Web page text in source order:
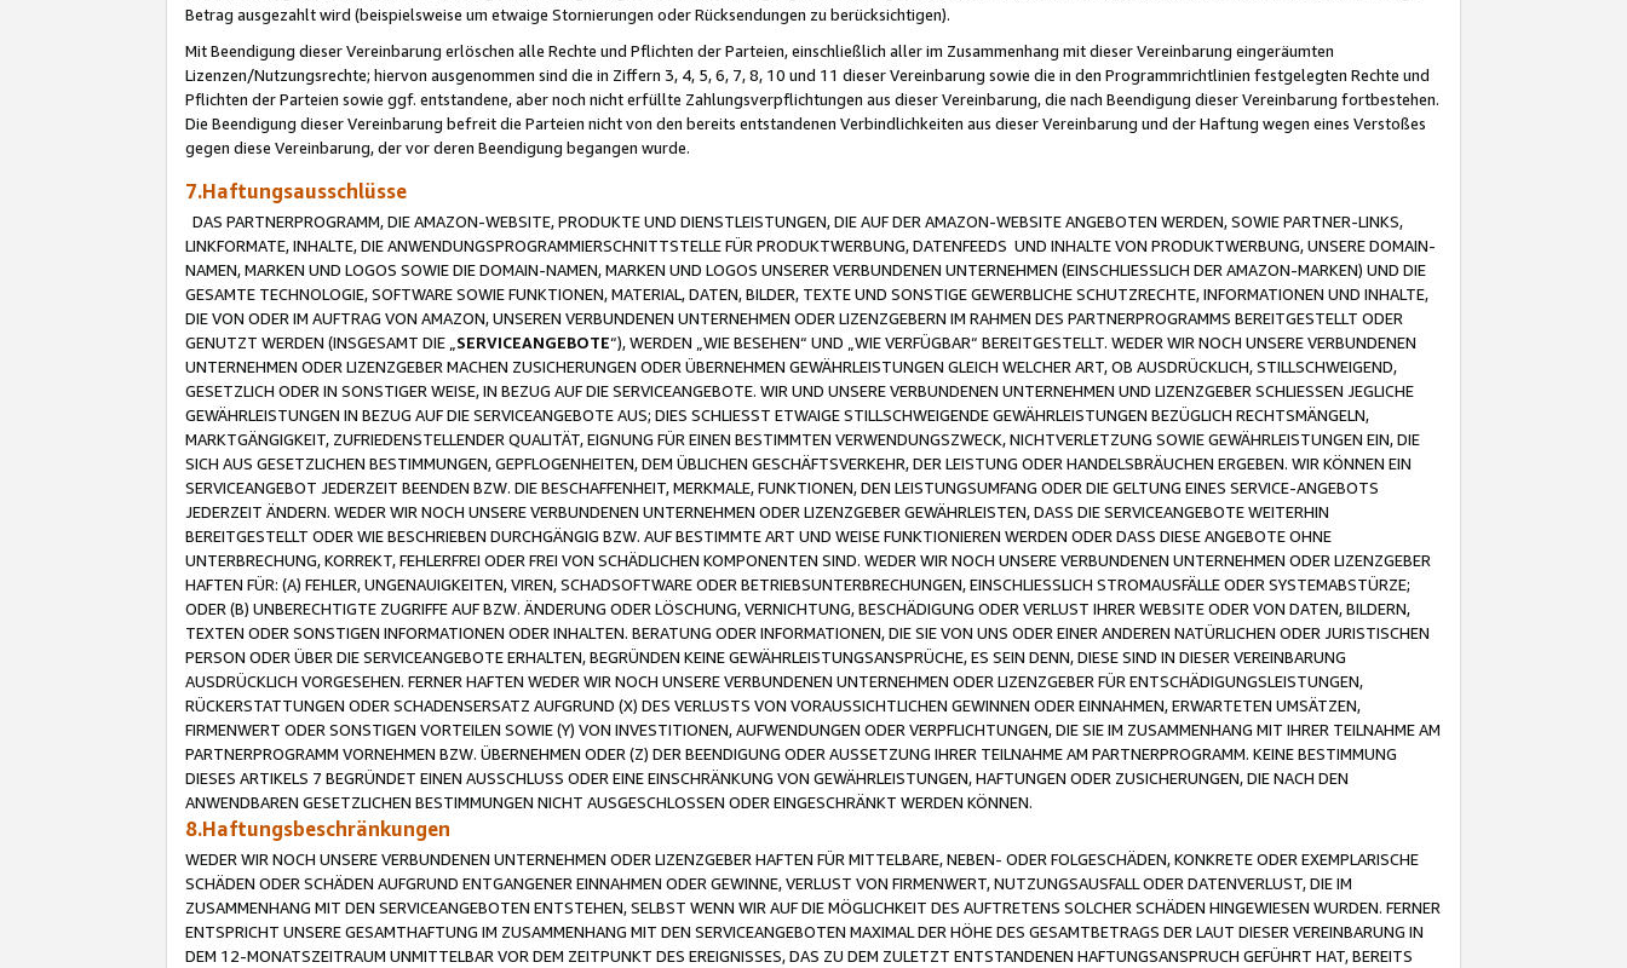
Betrag ausgezahlt wird (beispielsweise um etwaige Stornierungen oder Rücksendungen zu berücksichtigen).
Mit Beendigung dieser Vereinbarung erlöschen alle Rechte und Pflichten der Parteien, einschließlich aller im Zusammenhang mit dieser Vereinbarung eingeräumten
Lizenzen/Nutzungsrechte; hiervon ausgenommen sind die in Ziffern 3, 4, 5, 6, 7, 8, 10 und 11 dieser Vereinbarung sowie die in den Programmrichtlinien festgelegten Rechte und
Pflichten der Parteien sowie ggf. entstandene, aber noch nicht erfüllte Zahlungsverpflichtungen aus dieser Vereinbarung, die nach Beendigung dieser Vereinbarung fortbestehen.
Die Beendigung dieser Vereinbarung befreit die Parteien nicht von den bereits entstandenen Verbindlichkeiten aus dieser Vereinbarung und der Haftung wegen eines Verstoßes
gegen diese Vereinbarung, der vor deren Beendigung begangen wurde.
7.Haftungsausschlüsse
DAS PARTNERPROGRAMM, DIE AMAZON-WEBSITE, PRODUKTE UND DIENSTLEISTUNGEN, DIE AUF DER AMAZON-WEBSITE ANGEBOTEN WERDEN, SOWIE PARTNER-LINKS,
LINKFORMATE, INHALTE, DIE ANWENDUNGSPROGRAMMIERSCHNITTSTELLE FÜR PRODUKTWERBUNG, DATENFEEDS UND INHALTE VON PRODUKTWERBUNG, UNSERE DOMAIN-
NAMEN, MARKEN UND LOGOS SOWIE DIE DOMAIN-NAMEN, MARKEN UND LOGOS UNSERER VERBUNDENEN UNTERNEHMEN (EINSCHLIESSLICH DER AMAZON-MARKEN) UND DIE
GESAMTE TECHNOLOGIE, SOFTWARE SOWIE FUNKTIONEN, MATERIAL, DATEN, BILDER, TEXTE UND SONSTIGE GEWERBLICHE SCHUTZRECHTE, INFORMATIONEN UND INHALTE,
DIE VON ODER IM AUFTRAG VON AMAZON, UNSEREN VERBUNDENEN UNTERNEHMEN ODER LIZENZGEBERN IM RAHMEN DES PARTNERPROGRAMMS BEREITGESTELLT ODER
GENUTZT WERDEN (INSGESAMT DIE „ SERVICEANGEBOTE“), WERDEN „WIE BESEHEN“ UND „WIE VERFÜGBAR“ BEREITGESTELLT. WEDER WIR NOCH UNSERE VERBUNDENEN
UNTERNEHMEN ODER LIZENZGEBER MACHEN ZUSICHERUNGEN ODER ÜBERNEHMEN GEWÄHRLEISTUNGEN GLEICH WELCHER ART, OB AUSDRÜCKLICH, STILLSCHWEIGEND,
GESETZLICH ODER IN SONSTIGER WEISE, IN BEZUG AUF DIE SERVICEANGEBOTE. WIR UND UNSERE VERBUNDENEN UNTERNEHMEN UND LIZENZGEBER SCHLIESSEN JEGLICHE
GEWÄHRLEISTUNGEN IN BEZUG AUF DIE SERVICEANGEBOTE AUS; DIES SCHLIESST ETWAIGE STILLSCHWEIGENDE GEWÄHRLEISTUNGEN BEZÜGLICH RECHTSMÄNGELN,
MARKTGÄNGIGKEIT, ZUFRIEDENSTELLENDER QUALITÄT, EIGNUNG FÜR EINEN BESTIMMTEN VERWENDUNGSZWECK, NICHTVERLETZUNG SOWIE GEWÄHRLEISTUNGEN EIN, DIE
SICH AUS GESETZLICHEN BESTIMMUNGEN, GEPFLOGENHEITEN, DEM ÜBLICHEN GESCHÄFTSVERKEHR, DER LEISTUNG ODER HANDELSBRÄUCHEN ERGEBEN. WIR KÖNNEN EIN
SERVICEANGEBOT JEDERZEIT BEENDEN BZW. DIE BESCHAFFENHEIT, MERKMALE, FUNKTIONEN, DEN LEISTUNGSUMFANG ODER DIE GELTUNG EINES SERVICE-ANGEBOTS
JEDERZEIT ÄNDERN. WEDER WIR NOCH UNSERE VERBUNDENEN UNTERNEHMEN ODER LIZENZGEBER GEWÄHRLEISTEN, DASS DIE SERVICEANGEBOTE WEITERHIN
BEREITGESTELLT ODER WIE BESCHRIEBEN DURCHGÄNGIG BZW. AUF BESTIMMTE ART UND WEISE FUNKTIONIEREN WERDEN ODER DASS DIESE ANGEBOTE OHNE
UNTERBRECHUNG, KORREKT, FEHLERFREI ODER FREI VON SCHÄDLICHEN KOMPONENTEN SIND. WEDER WIR NOCH UNSERE VERBUNDENEN UNTERNEHMEN ODER LIZENZGEBER
HAFTEN FÜR: (A) FEHLER, UNGENAUIGKEITEN, VIREN, SCHADSOFTWARE ODER BETRIEBSUNTERBRECHUNGEN, EINSCHLIESSLICH STROMAUSFÄLLE ODER SYSTEMABSTÜRZE;
ODER (B) UNBERECHTIGTE ZUGRIFFE AUF BZW. ÄNDERUNG ODER LÖSCHUNG, VERNICHTUNG, BESCHÄDIGUNG ODER VERLUST IHRER WEBSITE ODER VON DATEN, BILDERN,
TEXTEN ODER SONSTIGEN INFORMATIONEN ODER INHALTEN. BERATUNG ODER INFORMATIONEN, DIE SIE VON UNS ODER EINER ANDEREN NATÜRLICHEN ODER JURISTISCHEN
PERSON ODER ÜBER DIE SERVICEANGEBOTE ERHALTEN, BEGRÜNDEN KEINE GEWÄHRLEISTUNGSANSPRÜCHE, ES SEIN DENN, DIESE SIND IN DIESER VEREINBARUNG
AUSDRÜCKLICH VORGESEHEN. FERNER HAFTEN WEDER WIR NOCH UNSERE VERBUNDENEN UNTERNEHMEN ODER LIZENZGEBER FÜR ENTSCHÄDIGUNGSLEISTUNGEN,
RÜCKERSTATTUNGEN ODER SCHADENSERSATZ AUFGRUND (X) DES VERLUSTS VON VORAUSSICHTLICHEN GEWINNEN ODER EINNAHMEN, ERWARTETEN UMSÄTZEN,
FIRMENWERT ODER SONSTIGEN VORTEILEN SOWIE (Y) VON INVESTITIONEN, AUFWENDUNGEN ODER VERPFLICHTUNGEN, DIE SIE IM ZUSAMMENHANG MIT IHRER TEILNAHME AM
PARTNERPROGRAMM VORNEHMEN BZW. ÜBERNEHMEN ODER (Z) DER BEENDIGUNG ODER AUSSETZUNG IHRER TEILNAHME AM PARTNERPROGRAMM. KEINE BESTIMMUNG
DIESES ARTIKELS 7 BEGRÜNDET EINEN AUSSCHLUSS ODER EINE EINSCHRÄNKUNG VON GEWÄHRLEISTUNGEN, HAFTUNGEN ODER ZUSICHERUNGEN, DIE NACH DEN
ANWENDBAREN GESETZLICHEN BESTIMMUNGEN NICHT AUSGESCHLOSSEN ODER EINGESCHRÄNKT WERDEN KÖNNEN.
8.Haftungsbeschränkungen
WEDER WIR NOCH UNSERE VERBUNDENEN UNTERNEHMEN ODER LIZENZGEBER HAFTEN FÜR MITTELBARE, NEBEN- ODER FOLGESCHÄDEN, KONKRETE ODER EXEMPLARISCHE
SCHÄDEN ODER SCHÄDEN AUFGRUND ENTGANGENER EINNAHMEN ODER GEWINNE, VERLUST VON FIRMENWERT, NUTZUNGSAUSFALL ODER DATENVERLUST, DIE IM
ZUSAMMENHANG MIT DEN SERVICEANGEBOTEN ENTSTEHEN, SELBST WENN WIR AUF DIE MÖGLICHKEIT DES AUFTRETENS SOLCHER SCHÄDEN HINGEWIESEN WURDEN. FERNER
ENTSPRICHT UNSERE GESAMTHAFTUNG IM ZUSAMMENHANG MIT DEN SERVICEANGEBOTEN MAXIMAL DER HÖHE DES GESAMTBETRAGS DER LAUT DIESER VEREINBARUNG IN
DEM 12-MONATSZEITRAUM UNMITTELBAR VOR DEM ZEITPUNKT DES EREIGNISSES, DAS ZU DEM ZULETZT ENTSTANDENEN HAFTUNGSANSPRUCH GEFÜHRT HAT, BEREITS